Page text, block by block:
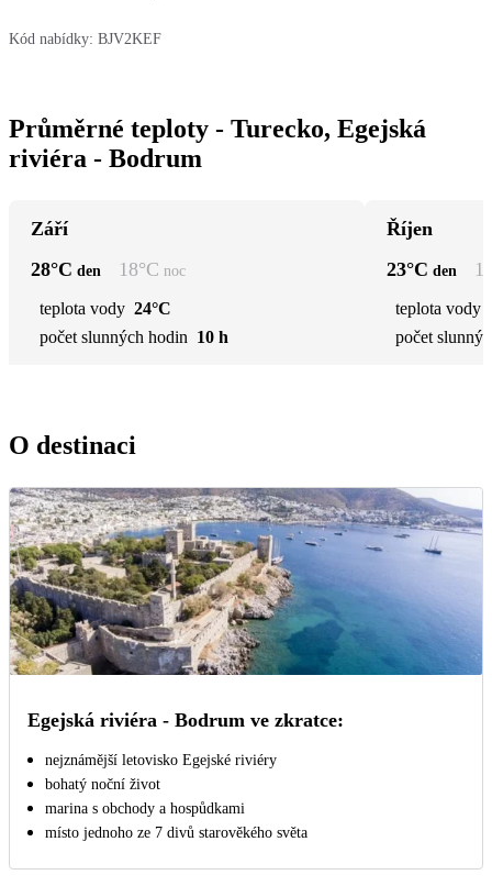
Kód nabídky: BJV2KEF
Průměrné teploty - Turecko, Egejská
riviéra - Bodrum
Září
28°C den 18°C noc
teplota vody 24°C
počet slunných hodin 10 h
Říjen
23°C den
teplota vody
počet
O destinaci
Egejská riviéra - Bodrum ve zkratce:
nejznámější letovisko Egejské riviéry
bohatý noční život
marina s obchody a hospůdkami
místo jednoho ze 7 divů starověkého světa